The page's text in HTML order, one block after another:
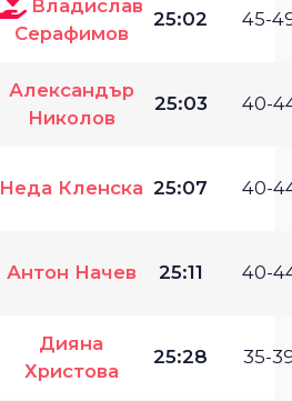
Владислав
Серафимов
25:02 45-
Александър
Николов
25:03 40-
Неда Кленска 25:07 40-
Антон Начев 25:11 40-
Дияна
Христова
25:28 35-